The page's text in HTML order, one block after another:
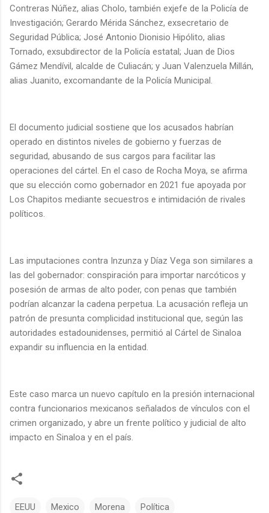
Contreras Núñez, alias Cholo, también exjefe de la Policía de
Investigación; Gerardo Mérida Sánchez, exsecretario de
Seguridad Pública; José Antonio Dionisio Hipólito, alias
Tornado, exsubdirector de la Policía estatal; Juan de Dios
Gámez Mendívil, alcalde de Culiacán; y Juan Valenzuela Millán,
alias Juanito, excomandante de la Policía Municipal.
El documento judicial sostiene que los acusados habrían
operado en distintos niveles de gobierno y fuerzas de
seguridad, abusando de sus cargos para facilitar las
operaciones del cártel. En el caso de Rocha Moya, se afirma
que su elección como gobernador en 2021 fue apoyada por
Los Chapitos mediante secuestros e intimidación de rivales
políticos.
Las imputaciones contra Inzunza y Díaz Vega son similares a
las del gobernador: conspiración para importar narcóticos y
posesión de armas de alto poder, con penas que también
podrían alcanzar la cadena perpetua. La acusación refleja un
patrón de presunta complicidad institucional que, según las
autoridades estadounidenses, permitió al Cártel de Sinaloa
expandir su influencia en la entidad.
Este caso marca un nuevo capítulo en la presión internacional
contra funcionarios mexicanos señalados de vínculos con el
crimen organizado, y abre un frente político y judicial de alto
impacto en Sinaloa y en el país.
EEUU Mexico Morena Política